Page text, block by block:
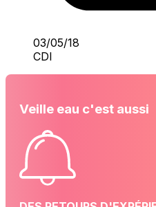
03/05/18
CDI
Veille eau c'est aussi